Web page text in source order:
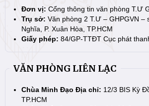
Đơn vị: Cổng thông tin văn phòng T.Ư
Trụ sở: Văn phòng 2 T.Ư – GHPGVN –
Nghĩa, P. Xuân Hòa, TP.HCM
Giấy phép: 84/GP-TTĐT Cục phát
VĂN PHÒNG LIÊN LẠC
Chùa Minh Đạo Địa chỉ: 12/3 BIS Kỳ
TP.HCM